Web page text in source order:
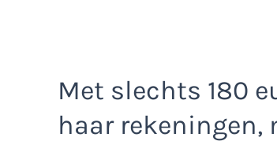
Met slechts 180
haar rekeningen,